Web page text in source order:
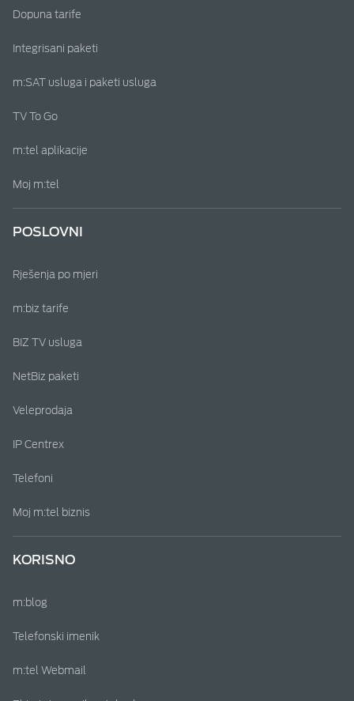
Dopuna tarife
Integrisani paketi
m:SAT usluga i paketi usluga
TV To Go
m:tel aplikacije
Moj m:tel
POSLOVNI
Rješenja po mjeri
m:biz tarife
BIZ TV usluga
NetBiz paketi
Veleprodaja
IP Centrex
Telefoni
Moj m:tel biznis
KORISNO
m:blog
Telefonski imenik
m:tel Webmail